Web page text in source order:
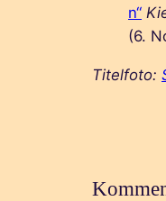
n“
(6.
Titelfoto: